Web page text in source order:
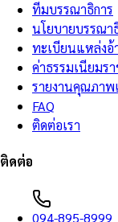
ทีมบรรณาธิการ
นโยบายบรรณา
ทะเบียนแหล่งอ้
ค่าธรรมเนียมรา
รายงานคุณภาพ
FAQ
ติดต่อเรา
ติดต่อ
094-895-8999